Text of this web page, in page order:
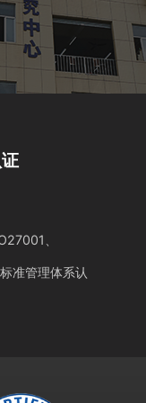
、
准管理体系认